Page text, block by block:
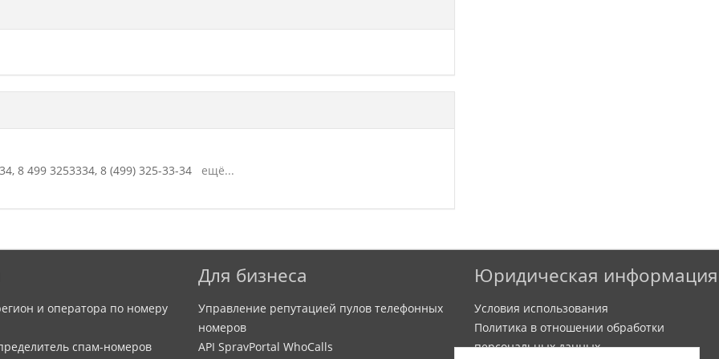
8 499 3253334, 8 (499) 325-33-34 ещё...
и оператора по номеру
спам-номеров
Для бизнеса
Управление репутацией пулов телефонных
номеров
API SpravPortal WhoCalls
Юридическая информация
Условия использования
Политика в отношении обработки
персональных данных